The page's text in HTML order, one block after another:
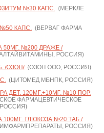
№30 КАПС.(МЕРКЛЕ
КАПС.(ВЕРВАГ ФАРМА
50МГ. №200 ДРАЖЕ /
РОССИЯ)
/ОЗОН/(ОЗОН ООО, РОССИЯ)
(ЦИТОМЕД МБНПК, РОССИЯ)
ДЕТ. 120МГ.+10МГ. №10 ПОР.
ФАРМАЦЕВТИЧЕСКОЕ
ГЛЮКОЗА №20 ТАБ./
РОССИЯ)